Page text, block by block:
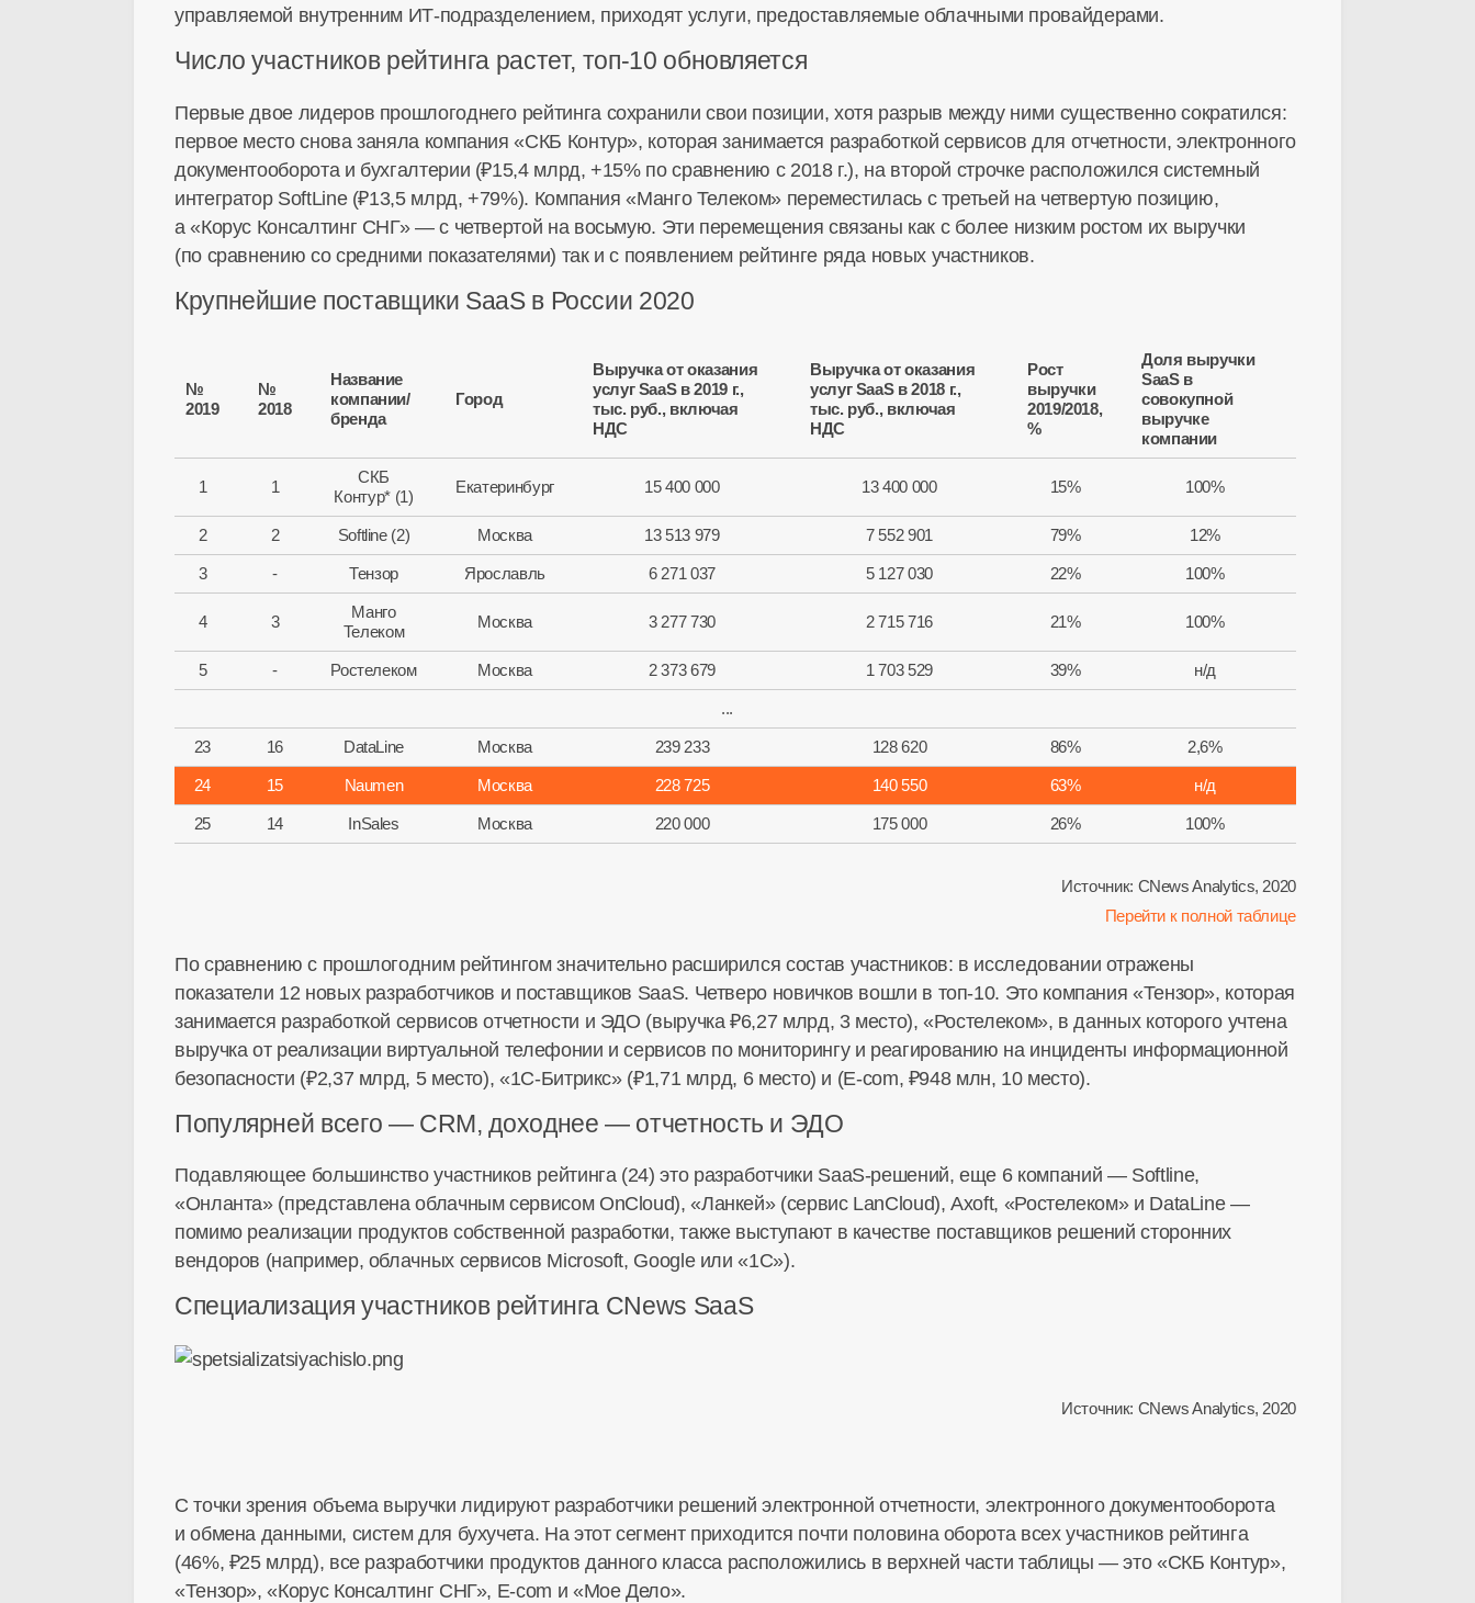
управляемой внутренним ИТ-подразделением, приходят услуги, предоставляемые облачными провайдерами.
Число участников рейтинга растет, топ-10 обновляется
Первые двое лидеров прошлогоднего рейтинга сохранили свои позиции, хотя разрыв между ними существенно сократился:
первое место снова заняла компания «СКБ Контур», которая занимается разработкой сервисов для отчетности, электронного
документооборота и бухгалтерии (₽15,4 млрд, +15% по сравнению с 2018 г.), на второй строчке расположился системный
интегратор SoftLine (₽13,5 млрд, +79%). Компания «Манго Телеком» переместилась с третьей на четвертую позицию,
а «Корус Консалтинг СНГ» — с четвертой на восьмую. Эти перемещения связаны как с более низким ростом их выручки
(по сравнению со средними показателями) так и с появлением рейтинге ряда новых участников.
Крупнейшие поставщики SaaS в России 2020
№
2019
№
2018
Название
компании/
бренда
Город
Выручка от оказания
услуг SaaS в 2019 г.,
тыс. руб., включая
НДС
Выручка от оказания
услуг SaaS в 2018 г.,
тыс. руб., включая
НДС
Рост
выручки
2019/2018,
%
Доля выручки
SaaS в
совокупной
выручке
компании
1 1
СКБ
Контур* (1)
Екатеринбург 15 400 000 13 400 000 15% 100%
2 2 Softline (2) Москва 13 513 979 7 552 901 79% 12%
3 - Тензор Ярославль 6 271 037 5 127 030 22% 100%
4 3
Манго
Телеком
Москва 3 277 730 2 715 716 21% 100%
5 - Ростелеком Москва 2 373 679 1 703 529 39% н/д
...
23 16 DataLine Москва 239 233 128 620 86% 2,6%
24 15 Naumen Москва 228 725 140 550 63% н/д
25 14 InSales Москва 220 000 175 000 26% 100%
Источник: CNews Analytics, 2020
Перейти к полной таблице
По сравнению с прошлогодним рейтингом значительно расширился состав участников: в исследовании отражены
показатели 12 новых разработчиков и поставщиков SaaS. Четверо новичков вошли в топ-10. Это компания «Тензор», которая
занимается разработкой сервисов отчетности и ЭДО (выручка ₽6,27 млрд, 3 место), «Ростелеком», в данных которого учтена
выручка от реализации виртуальной телефонии и сервисов по мониторингу и реагированию на инциденты информационной
безопасности (₽2,37 млрд, 5 место),«1С-Битрикс»(₽1,71 млрд, 6 место) и (E-com, ₽948 млн, 10 место).
Популярней всего — CRM, доходнее — отчетность и ЭДО
Подавляющее большинство участников рейтинга (24) это разработчики SaaS-решений, еще 6 компаний — Softline,
«Онланта» (представлена облачным сервисом OnCloud), «Ланкей» (сервис LanCloud), Axoft, «Ростелеком» и DataLine —
помимо реализации продуктов собственной разработки, также выступают в качестве поставщиков решений сторонних
вендоров (например, облачных сервисов Microsoft, Google или «1С»).
Специализация участников рейтинга CNews SaaS
Источник: CNews Analytics, 2020
С точки зрения объема выручки лидируют разработчики решений электронной отчетности, электронного документооборота
и обмена данными, систем для бухучета. На этот сегмент приходится почти половина оборота всех участников рейтинга
(46%, ₽25 млрд), все разработчики продуктов данного класса расположились в верхней части таблицы — это «СКБ Контур»,
«Тензор», «Корус Консалтинг СНГ», E-com и «Мое Дело».